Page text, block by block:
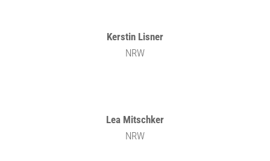
Kerstin Lisner
NRW
Lea Mitschker
NRW